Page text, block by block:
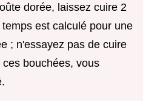
dorée, laissez cuire 2
est calculé pour une
; n'essayez pas de cuire
bouchées, vous